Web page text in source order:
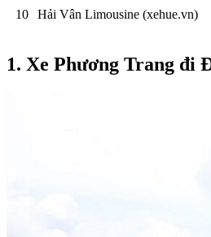
10 Hải Vân Limousine (xehue.vn)
1. Xe Phương Trang đi